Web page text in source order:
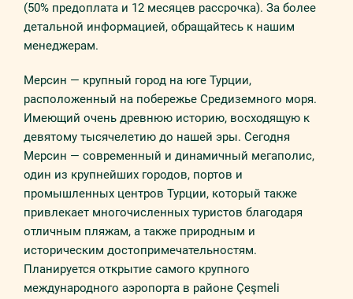
(50% предоплата и 12 месяцев рассрочка). За более
детальной информацией, обращайтесь к нашим
менеджерам.
Мерсин — крупный город на юге Турции,
расположенный на побережье Средиземного моря.
Имеющий очень древнюю историю, восходящую к
девятому тысячелетию до нашей эры. Сегодня
Мерсин — современный и динамичный мегаполис,
один из крупнейших городов, портов и
промышленных центров Турции, который также
привлекает многочисленных туристов благодаря
отличным пляжам, а также природным и
историческим достопримечательностям.
Планируется открытие самого крупного
международного аэропорта в районе Çeşmeli